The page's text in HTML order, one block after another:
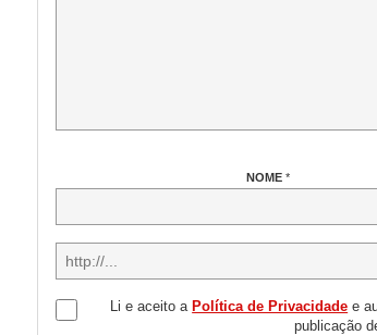
NOME*
Li e aceito aPolítica de Privacidade e
publicação